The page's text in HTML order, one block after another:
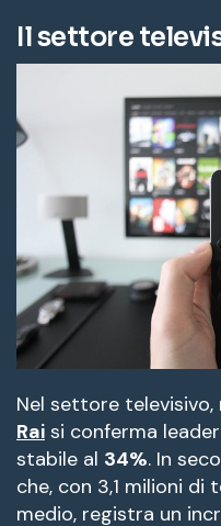
Il settore
Nel settore
Rai si conferma
stabile al 34%. In
che, con 3,1 milioni
medio, registra un